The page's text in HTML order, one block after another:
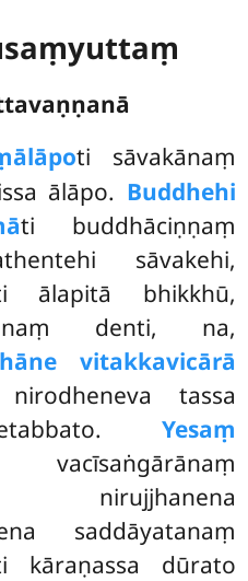
ālāpoti sāvakānaṃ
ālāpo. Buddhehi
ti buddhāciṇṇaṃ
sāvakehi,
ālapitā bhikkhū,
denti, na,
vitakkavicārā
tassa
Yesaṃ
nirujjhanena
saddāyatanaṃ
kāraṇassa dūrato